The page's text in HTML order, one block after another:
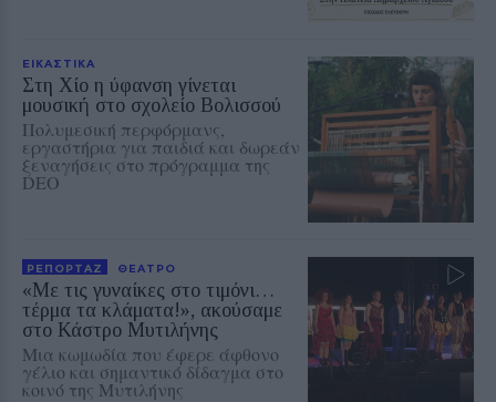
ΕΙΚΑΣΤΙΚΑ
Στη Χίο η ύφανση γίνεται
μουσική στο σχολείο Βολισσού
Πολυμεσική περφόρμανς,
εργαστήρια για παιδιά και δωρεάν
ξεναγήσεις στο πρόγραμμα της
DEO
ΡΕΠΟΡΤΑΖ ΘΕΑΤΡΟ
«Με τις γυναίκες στο τιμόνι…
τέρμα τα κλάματα!», ακούσαμε
στο Κάστρο Μυτιλήνης
Μια κωμωδία που έφερε άφθονο
γέλιο και σημαντικό δίδαγμα στο
κοινό της Μυτιλήνης